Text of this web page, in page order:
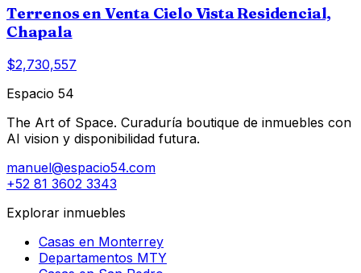
Terrenos en Venta Cielo Vista Residencial,
Chapala
$2,730,557
Espacio 54
The Art of Space. Curaduría boutique de inmuebles con
AI vision y disponibilidad futura.
manuel@espacio54.com
+52 81 3602 3343
Explorar inmuebles
Casas en Monterrey
Departamentos MTY